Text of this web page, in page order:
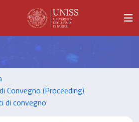
Convegno (Proceeding)
di convegno